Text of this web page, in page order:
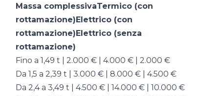
Massa complessivaTermico (con
rottamazione)Elettrico (con
rottamazione)Elettrico (senza
rottamazione)
Fino a 1,49 t | 2.000 € | 4.000 € | 2.000 €
Da 1,5 a 2,39 t | 3.000 € | 8.000 € | 4.500 €
Da 2,4 a 3,49 t | 4.500 € | 14.000 € | 10.000 €